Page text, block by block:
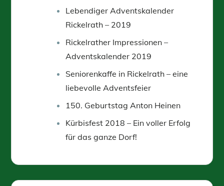
Lebendiger Adventskalender
Rickelrath – 2019
Rickelrather Impressionen –
Adventskalender 2019
Seniorenkaffe in Rickelrath – eine
liebevolle Adventsfeier
150. Geburtstag Anton Heinen
Kürbisfest 2018 – Ein voller Erfolg
für das ganze Dorf!